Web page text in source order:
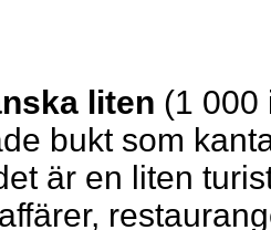
liten (1 000
bukt som
är en liten